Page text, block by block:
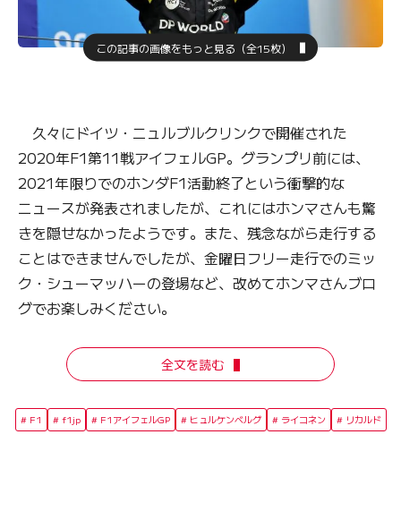
この記事の画像をもっと見る（全15枚）
久々にドイツ・ニュルブルクリンクで開催された
2020年F1第11戦アイフェルGP。グランプリ前には、
2021年限りでのホンダF1活動終了という衝撃的な
ニュースが発表されましたが、これにはホンマさんも驚
きを隠せなかったようです。また、残念ながら走行する
ことはできませんでしたが、金曜日フリー走行でのミッ
ク・シューマッハーの登場など、改めてホンマさんブロ
グでお楽しみください。
全文を読む
F1 f1jp F1アイフェルGP ヒュルケンベルグ ライコネン リカルド